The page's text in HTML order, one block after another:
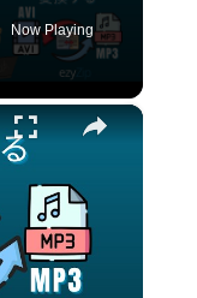
Now Playing
×